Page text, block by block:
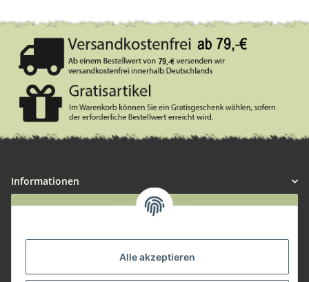
Alle akzeptieren
Informationen
Widerruf anmelden